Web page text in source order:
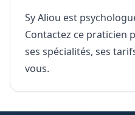
Sy Aliou est
Contactez ce praticien
ses spécialités, ses
vous.